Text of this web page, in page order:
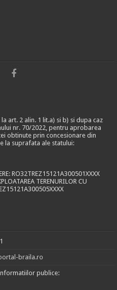
art. 2 alin. 1 lit.a) si b) si dupa caz
nr. 70/2022, pentru aprobarea
obtinute prin concesionare din
la suprafata ale statului:
RO32TREZ15121A300501XXXX
TERENURILOR CU
braila.ro
publice: